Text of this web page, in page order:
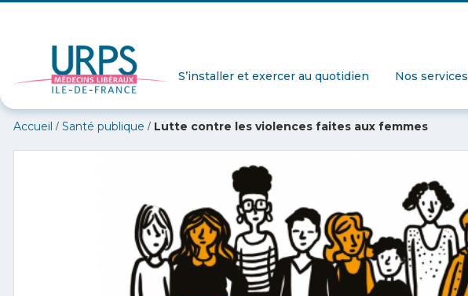
S’installer et exercer au quotidien Nos services
Accueil / Santé publique / Lutte contre les violences faites aux femmes